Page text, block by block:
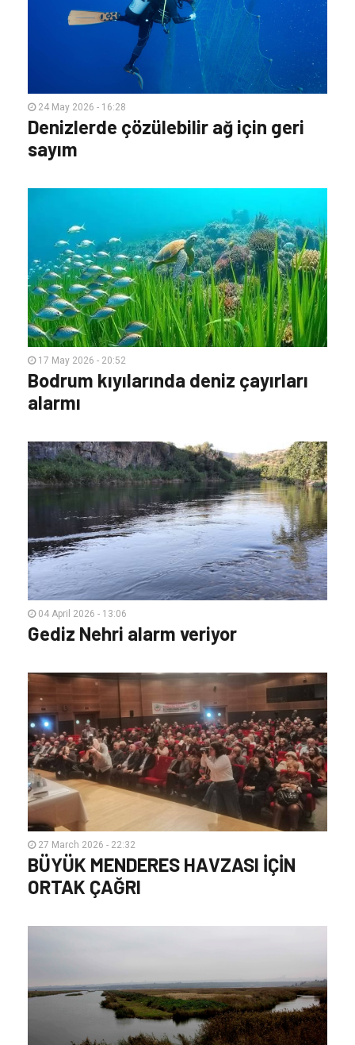
24 May 2026 - 16:28
Denizlerde çözülebilir ağ için geri
sayım
17 May 2026 - 20:52
Bodrum kıyılarında deniz çayırları
alarmı
04 April 2026 - 13:06
Gediz Nehri alarm veriyor
27 March 2026 - 22:32
BÜYÜK MENDERES HAVZASI İÇİN
ORTAK ÇAĞRI